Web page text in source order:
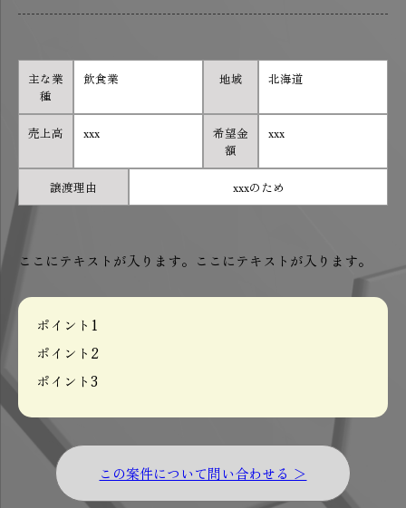
主な業
種
飲食業 地域 北海道
売上高 xxx
希望金
額
xxx
譲渡理由 xxxのため
ここにテキストが入ります。ここにテキストが入ります。
ポイント1
ポイント2
ポイント3
この案件について問い合わせる ＞